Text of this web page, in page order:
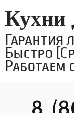
Кухни
Гарантия
Быстро
Работаем
8